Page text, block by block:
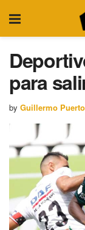
para
by Guillermo Puerto